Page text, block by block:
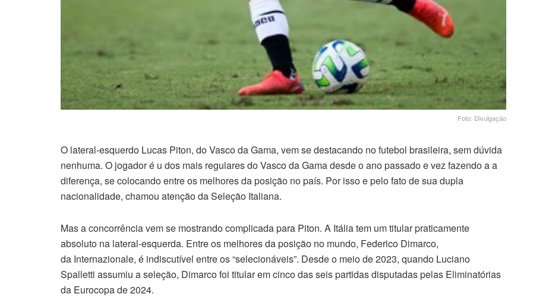
Foto: Divulgação
O lateral-esquerdo Lucas Piton, do Vasco da Gama, vem se destacando no futebol brasileira, sem dúvida
nenhuma. O jogador é u dos mais regulares do Vasco da Gama desde o ano passado e vez fazendo a a
diferença, se colocando entre os melhores da posição no país. Por isso e pelo fato de sua dupla
nacionalidade, chamou atenção da Seleção Italiana.
Mas a concorrência vem se mostrando complicada para Piton. A Itália tem um titular praticamente
absoluto na lateral-esquerda. Entre os melhores da posição no mundo, Federico Dimarco,
da Internazionale, é indiscutível entre os “selecionáveis”. Desde o meio de 2023, quando Luciano
Spalletti assumiu a seleção, Dimarco foi titular em cinco das seis partidas disputadas pelas Eliminatórias
da Eurocopa de 2024.